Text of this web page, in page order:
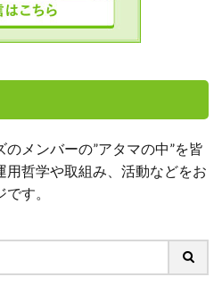
メンバーの”アタマの中”を皆
用哲学や取組み、活動などをお
す。